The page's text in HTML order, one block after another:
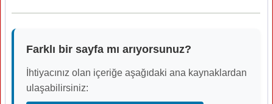
Farklı bir sayfa mı arıyorsunuz?
İhtiyacınız olan içeriğe aşağıdaki ana kaynaklardan
ulaşabilirsiniz: